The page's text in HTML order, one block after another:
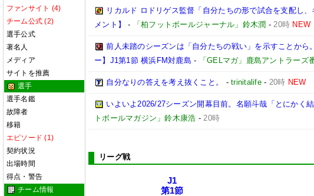
ファンサイト (4)
チーム公式 (2)
選手公式
著名人
メディア
サイトを推薦
選手
選手名鑑
故障者
移籍
エピソード (1)
契約状況
出場時間
得点・警告
チーム情報
リカルド ロドリゲス監督「自分たちの形で試合を支配し
メント】
- 「柏フットボールジャーナル」鈴木潤 -20時 NEW
前人未踏のシーズンは「自分たちの戦い」を示すことか
ー】J1第1節 横浜FM対鹿島 - 「GELマガ」鹿島アントラーズ
自分なりの答えを考え抜くこと。 -trinitalife - 20時 NEW
いよいよ2026/27シーズン開幕目前。名願斗哉「とにかく
トボールマガジン」鈴木康浩 -20時
リーグ戦
J1
第1節